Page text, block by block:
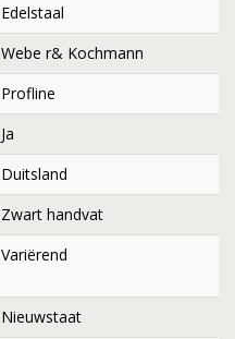
Edelstaal
Webe r& Kochmann
Profline
Ja
Duitsland
Zwart handvat
Variërend
Nieuwstaat